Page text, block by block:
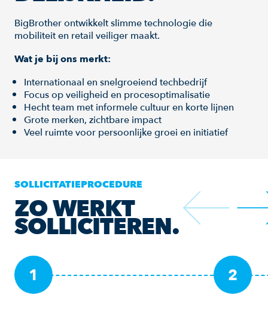
BigBrother ontwikkelt slimme technologie die
mobiliteit en retail veiliger maakt.
Wat je bij ons merkt:
Internationaal en snelgroeiend techbedrijf
Focus op veiligheid en procesoptimalisatie
Hecht team met informele cultuur en korte lijnen
Grote merken, zichtbare impact
Veel ruimte voor persoonlijke groei en initiatief
SOLLICITATIEPROCEDURE
ZO WERKT
SOLLICITEREN.
1 2